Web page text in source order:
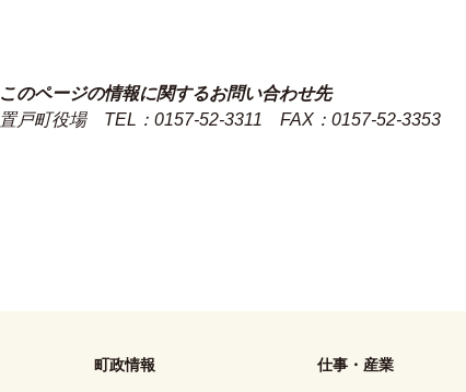
このページの情報に関するお問い合わせ先
置戸町役場
TEL：0157-52-3311 FAX：0157-52-3353
町政情報 仕事・産業